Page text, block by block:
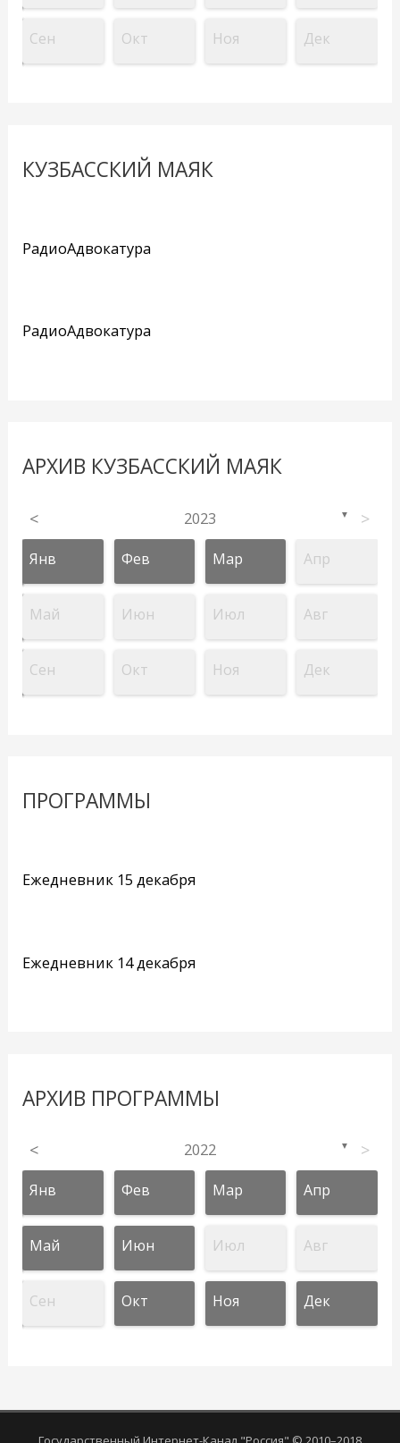
Сен Окт Ноя Дек
КУЗБАССКИЙ МАЯК
РадиоАдвокатура
РадиоАдвокатура
АРХИВ КУЗБАССКИЙ МАЯК
< 2023 ▼ >
Янв Фев Мар Апр
Май Июн Июл Авг
Сен Окт Ноя Дек
ПРОГРАММЫ
Ежедневник 15 декабря
Ежедневник 14 декабря
АРХИВ ПРОГРАММЫ
< 2022 ▼ >
Янв Фев Мар Апр
Май Июн Июл Авг
Сен Окт Ноя Дек